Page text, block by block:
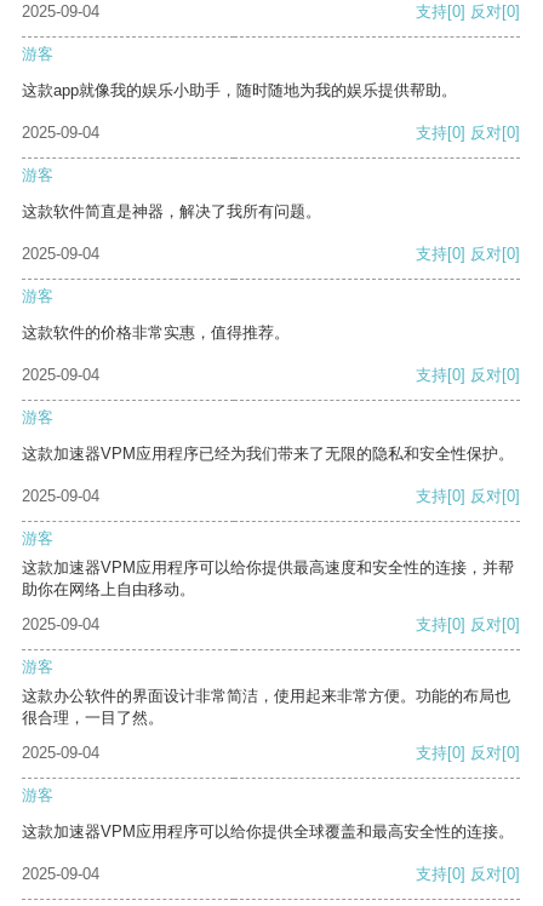
2025-09-04 支持[0] 反对[0]
游客
这款app就像我的娱乐小助手，随时随地为我的娱乐提供帮助。
2025-09-04 支持[0] 反对[0]
游客
这款软件简直是神器，解决了我所有问题。
2025-09-04 支持[0] 反对[0]
游客
这款软件的价格非常实惠，值得推荐。
2025-09-04 支持[0] 反对[0]
游客
这款加速器VPM应用程序已经为我们带来了无限的隐私和安全性保护。
2025-09-04 支持[0] 反对[0]
游客
这款加速器VPM应用程序可以给你提供最高速度和安全性的连接，并帮
助你在网络上自由移动。
2025-09-04
支持[0] 反对[0]
游客
这款办公软件的界面设计非常简洁，使用起来非常方便。功能的布局也
很合理，一目了然。
2025-09-04
支持[0] 反对[0]
游客
这款加速器VPM应用程序可以给你提供全球覆盖和最高安全性的连接。
2025-09-04 支持[0] 反对[0]